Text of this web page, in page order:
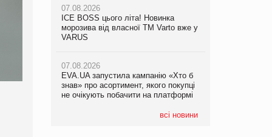
07.08.2026
ICE BOSS цього літа! Новинка
морозива від власної ТМ Varto вже у
VARUS
07.08.2026
EVA.UA запустила кампанію «Хто б
знав» про асортимент, якого покупці
не очікують побачити на платформі
всі новини
06.08.2026
Смачна новинка для хвостатих: у
VARUS з’явилися паучі Varto Paw
05.08.2026
Мережа супермаркетів VARUS купує
мережу магазинів формату
компанія налічуватиме 374 магазини
07.08.2026
Франція заборонила рекламні дзвінки